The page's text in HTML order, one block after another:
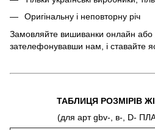
Оригінальну і неповторну річ
Замовляйте вишиванки онлайн або
зателефонувавши нам, і ставайте
ТАБЛИЦЯ РОЗМІРІВ
(для арт gbv-, в-, D-